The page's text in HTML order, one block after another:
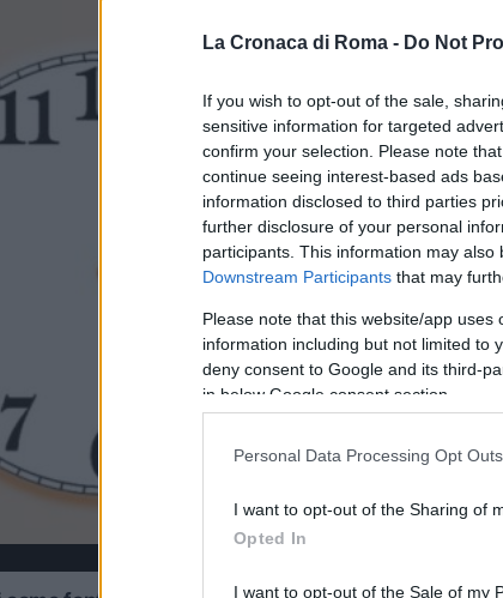
La Cronaca di Roma - Do Not
If you wish to opt-out of the sale,
sensitive information for targeted
confirm your selection. Please note
continue seeing interest-based ads
information disclosed to third parties
further disclosure of your personal
participants. This information may
Downstream Participants that may
Please note that this website/app
information including but not limited to
deny consent to Google and its third-
in below Google consent section.
Personal Data Processing Opt Outs
I want to opt-out of the Sharing of
Opted In
I want to opt-out of the Sale of my